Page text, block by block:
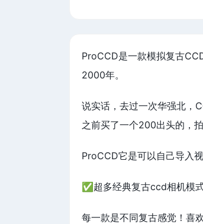
ProCCD是一款模拟复古
2000年。
说实话，去过一次华强北，
之前买了一个200出头的，
ProCCD它是可以自己导入
✅超多经典复古ccd相机模式
每一款是不同复古感觉！喜